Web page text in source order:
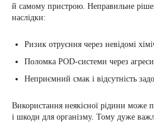
й самому пристрою. Неправильне
наслідки:
Ризик отруєння через невідомі
Поломка POD-системи через
Неприємний смак і відсутність
Використання неякісної рідини може
і шкоди для організму. Тому дуже